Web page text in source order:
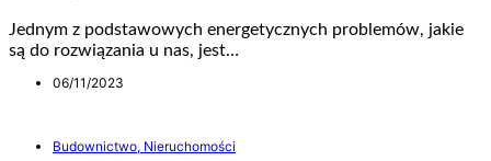
Jednym z podstawowych energetycznych problemów, jakie
są do rozwiązania u nas, jest…
06/11/2023
Budownictwo, Nieruchomości